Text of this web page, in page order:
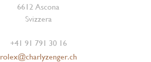
6612 Ascona
Svizzera
+41 91 791 30 16
rolex@charlyzenger.ch